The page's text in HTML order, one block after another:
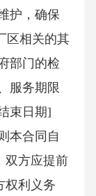
护，确保
区相关的其
部门的检
服务期限
束日期]
本合同自
双方应提前
权利义务